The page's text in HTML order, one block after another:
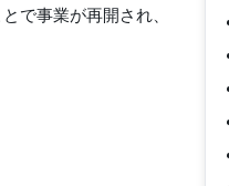
で事業が再開され、